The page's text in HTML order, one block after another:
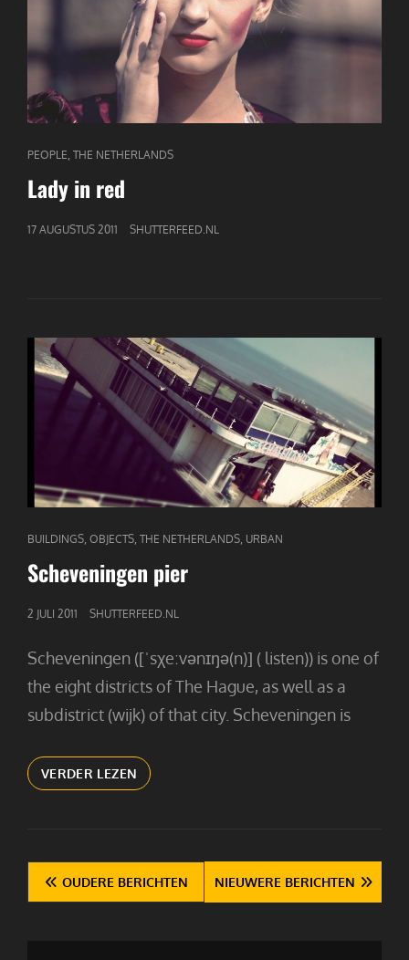
CAT
LINKS
PEOPLE THE NETHERLANDS
Lady in red
GEPUBLICEERD
17 AUGUSTUS 2011 SHUTTERFEED.NL
CAT
LINKS
BUILDINGS, OBJECTS, THE NETHERLANDS, URBAN
Scheveningen pier
GEPUBLICEERD
2 JULI 2011 SHUTTERFEED.NL
Scheveningen ([ˈsχeːvənɪŋə(n)] ( listen)) is one of
the eight districts of The Hague, as well as a
subdistrict (wijk) of that city. Scheveningen is
VERDER LEZEN SCHEVENINGEN
PIER
Berichten
navigatie
OUDERE BERICHTEN NIEUWERE BERICHTEN